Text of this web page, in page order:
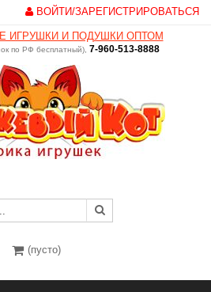
ВОЙТИ/ЗАРЕГИСТРИРОВАТЬСЯ
ИГРУШКИ И ПОДУШКИ ОПТОМ
по РФ бесплатный), 7-960-513-8888
(пусто)